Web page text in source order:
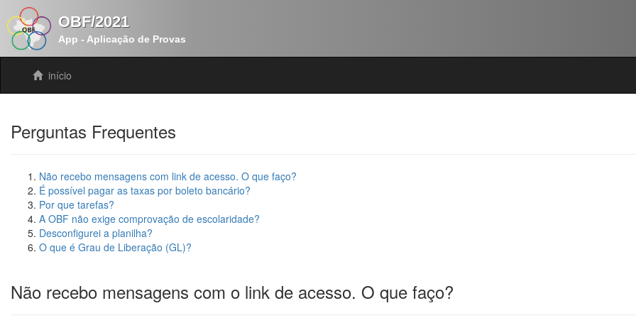
OBF/2021
App - Aplicação de Provas
início
Perguntas Frequentes
Não recebo mensagens com link de acesso. O que faço?
É possível pagar as taxas por boleto bancário?
Por que tarefas?
A OBF não exige comprovação de escolaridade?
Desconfigurei a planilha?
O que é Grau de Liberação (GL)?
Não recebo mensagens com o link de acesso. O que faço?